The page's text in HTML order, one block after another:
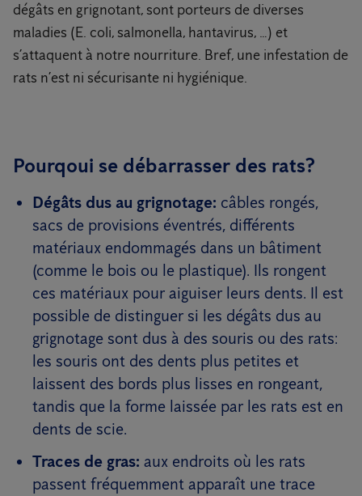
dégâts en grignotant, sont porteurs de diverses
maladies (E. coli, salmonella, hantavirus, …) et
s’attaquent à notre nourriture. Bref, une infestation de
rats n’est ni sécurisante ni hygiénique.
Pourqoui se débarrasser des rats?
Dégâts dus au grignotage: câbles rongés,
sacs de provisions éventrés, différents
matériaux endommagés dans un bâtiment
(comme le bois ou le plastique). Ils rongent
ces matériaux pour aiguiser leurs dents. Il est
possible de distinguer si les dégâts dus au
grignotage sont dus à des souris ou des rats:
les souris ont des dents plus petites et
laissent des bords plus lisses en rongeant,
tandis que la forme laissée par les rats est en
dents de scie.
Traces de gras: aux endroits où les rats
passent fréquemment apparaît une trace